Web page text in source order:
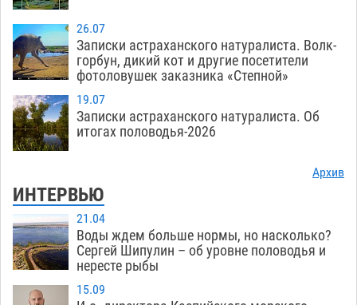
26.07
Записки астраханского натуралиста. Волк-
горбун, дикий кот и другие посетители
фотоловушек заказника «Степной»
19.07
Записки астраханского натуралиста. Об
итогах половодья-2026
Архив
ИНТЕРВЬЮ
21.04
Воды ждем больше нормы, но насколько?
Сергей Шипулин – об уровне половодья и
нересте рыбы
15.09